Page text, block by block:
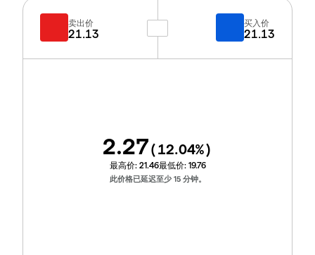
卖出价
21.13
买入价
21.13
2.27(12.04%)
最高价: 21.46最低价: 19.76
此价格已延迟至少 15 分钟。